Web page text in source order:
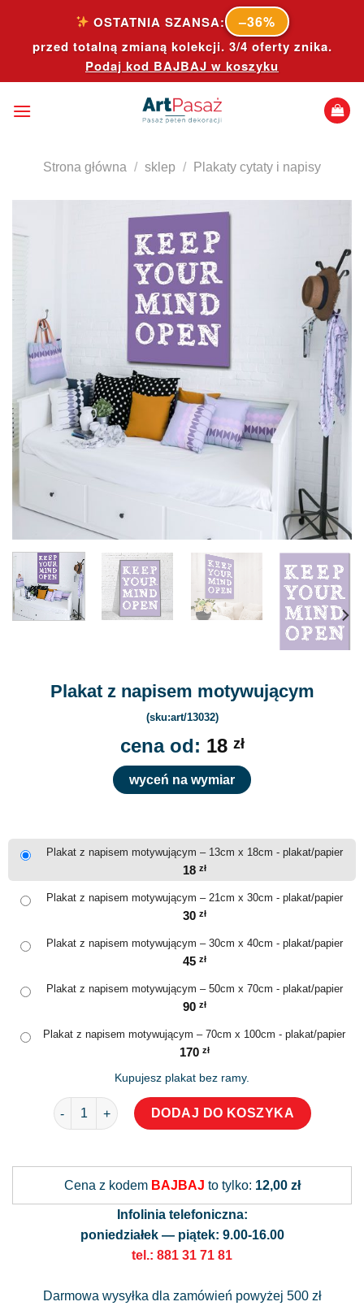
content
OSTATNIA SZANSA: –36%
przed totalną zmianą kolekcji. 3/4 oferty znika.
Podaj kod BAJBAJ w koszyku
Strona główna / sklep / Plakaty cytaty i napisy
Plakat z napisem motywującym
(sku:art/13032)
cena od: 18 zł
wyceń na wymiar
Plakat z napisem motywującym – 13cm x 18cm - plakat/papier
18 zł
Plakat z napisem motywującym – 21cm x 30cm - plakat/papier
30 zł
Plakat z napisem motywującym – 30cm x 40cm - plakat/papier
45 zł
Plakat z napisem motywującym – 50cm x 70cm - plakat/papier
90 zł
Plakat z napisem motywującym – 70cm x 100cm - plakat/papier
170 zł
Kupujesz plakat bez ramy.
ilość Plakat z napisem motywującym
DODAJ DO KOSZYKA
Cena z kodem BAJBAJ to tylko: 12,00 zł
Infolinia telefoniczna:
poniedziałek — piątek: 9.00-16.00
tel.: 881 31 71 81
Darmowa wysyłka dla zamówień powyżej 500 zł